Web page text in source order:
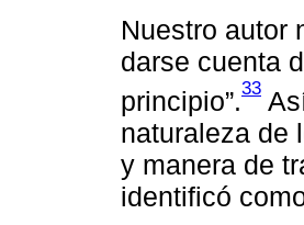
Nuestro autor
darse cuenta
principio”.33
naturaleza de
y manera de
identificó